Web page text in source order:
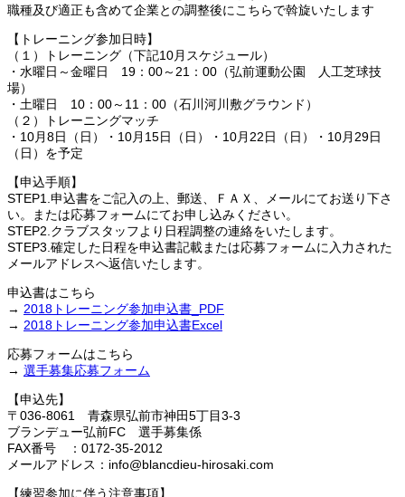
職種及び適正も含めて企業との調整後にこちらで斡旋いたします
【トレーニング参加日時】
（１）トレーニング（下記10月スケジュール）
・水曜日～金曜日 19：00～21：00（弘前運動公園 人工芝球技
場）
・土曜日 10：00～11：00（石川河川敷グラウンド）
（２）トレーニングマッチ
・10月8日（日）・10月15日（日）・10月22日（日）・10月29日
（日）を予定
【申込手順】
STEP1.申込書をご記入の上、郵送、ＦＡＸ、メールにてお送り下さ
い。または応募フォームにてお申し込みください。
STEP2.クラブスタッフより日程調整の連絡をいたします。
STEP3.確定した日程を申込書記載または応募フォームに入力された
メールアドレスへ返信いたします。
申込書はこちら
→ 2018トレーニング参加申込書_PDF
→ 2018トレーニング参加申込書Excel
応募フォームはこちら
→ 選手募集応募フォーム
【申込先】
〒036-8061 青森県弘前市神田5丁目3-3
ブランデュー弘前FC 選手募集係
FAX番号 ：0172-35-2012
メールアドレス：info@blancdieu-hirosaki.com
【練習参加に伴う注意事項】